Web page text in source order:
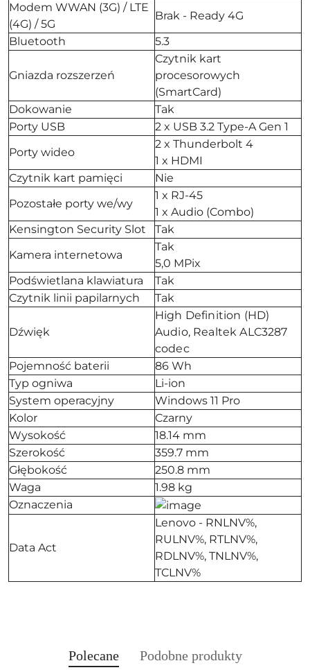
Modem WWAN (3G) / LTE
(4G) / 5G
Brak - Ready 4G
Bluetooth
5.3
Gniazda rozszerzeń
Czytnik kart
procesorowych
(SmartCard)
Dokowanie
Tak
Porty USB
2 x USB 3.2 Type-A Gen 1
Porty wideo
2 x Thunderbolt 4
1 x HDMI
Czytnik kart pamięci
Nie
Pozostałe porty we/wy
1 x RJ-45
1 x Audio (Combo)
Kensington Security Slot
Tak
Kamera internetowa
Tak
5,0 MPix
Podświetlana klawiatura
Tak
Czytnik linii papilarnych
Tak
Dźwięk
High Definition (HD)
Audio, Realtek ALC3287
codec
Pojemność baterii
86 Wh
Typ ogniwa
Li-ion
System operacyjny
Windows 11 Pro
Kolor
Czarny
Wysokość
18.14 mm
Szerokość
359.7 mm
Głębokość
250.8 mm
Waga
1.98 kg
Oznaczenia
Data Act
Lenovo - RNLNV%,
RULNV%, RTLNV%,
RDLNV%, TNLNV%,
TCLNV%
Pomiń karuzelę produktów
Produkty
Polecane
Produkty
Podobne produkty